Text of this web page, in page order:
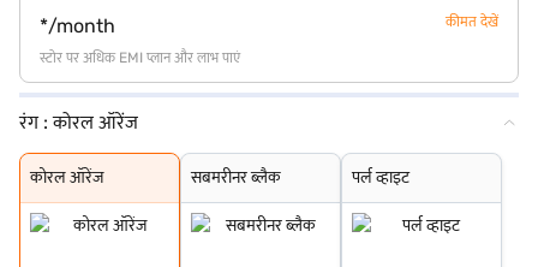
*/month कीमत देखें
स्टोर पर अधिक EMI प्लान और लाभ पाएं
रंग :कोरल ऑरेंज
कोरल ऑरेंज
कोरल ऑरेंज
सबमरीनर ब्लैक
सबमरीनर ब्लैक
पर्ल व्हाइट
पर्ल व्हाइट